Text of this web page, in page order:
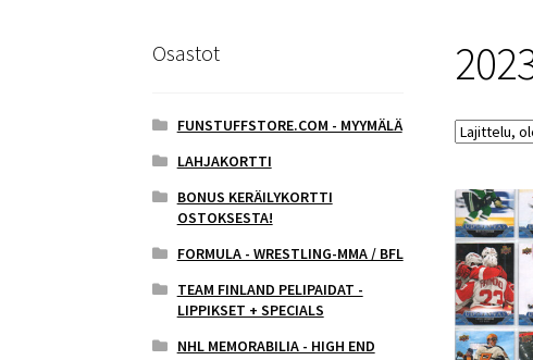
Osastot
FUNSTUFFSTORE.COM - MYYMÄLÄ
LAHJAKORTTI
BONUS KERÄILYKORTTI
OSTOKSESTA!
FORMULA - WRESTLING-MMA / BFL
TEAM FINLAND PELIPAIDAT -
LIPPIKSET + SPECIALS
NHL MEMORABILIA - HIGH END